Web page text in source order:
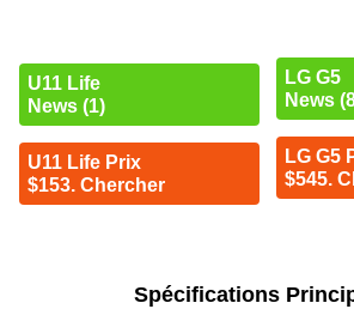
U11 Life
News (1)
U11 Life Prix
$153. Chercher
LG G5
News
LG G5
$545.
Spécifications